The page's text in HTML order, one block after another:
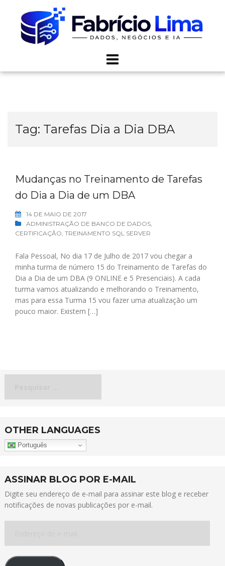
content
Tag: Tarefas Dia a Dia DBA
Mudanças no Treinamento de Tarefas
do Dia a Dia de um DBA
14 DE MAIO DE 2017
ADMINISTRAÇÃO DE BANCO DE DADOS,
CERTIFICAÇÃO, TREINAMENTO SQL SERVER
Fala Pessoal, No dia 17 de Julho de 2017 vou chegar a
minha turma de número 15 do Treinamento de Tarefas do
Dia a Dia de um DBA (9 ONLINE e 5 Presenciais). A cada
turma vamos atualizando e melhorando o Treinamento,
mas para essa Turma 15 vou fazer uma atualização um
pouco maior. Existem […]
OTHER LANGUAGES
Português
ASSINAR BLOG POR E-MAIL
Digite seu endereço de e-mail para assinar este blog e receber
notificações de novas publicações por e-mail.
e-
mail